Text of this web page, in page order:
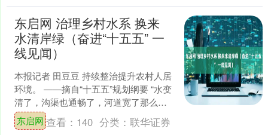
东启网 治理乡村水系 换来
水清岸绿（奋进“十五五” 一
线见闻）
本报记者 田豆豆 持续整治提升农村人居
环境。 ——摘自“十五五”规划纲要 “水变
清了，沟渠也通畅了，河道宽了那么
多，以后遇上旱涝天都不怕了!”最近一段
时间，湖北....
东启网 查看： 140 分类： 联华证券